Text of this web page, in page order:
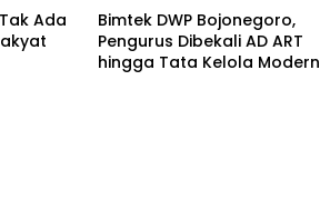
Ada
Bimtek DWP Bojonegoro,
Pengurus Dibekali AD ART
hingga Tata Kelola Modern